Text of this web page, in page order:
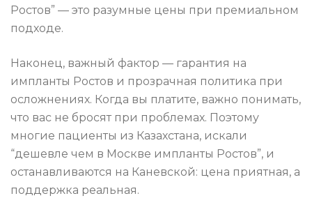
Ростов” — это разумные цены при премиальном
подходе.
Наконец, важный фактор — гарантия на
импланты Ростов и прозрачная политика при
осложнениях. Когда вы платите, важно понимать,
что вас не бросят при проблемах. Поэтому
многие пациенты из Казахстана, искали
“дешевле чем в Москве импланты Ростов”, и
останавливаются на Каневской: цена приятная, а
поддержка реальная.